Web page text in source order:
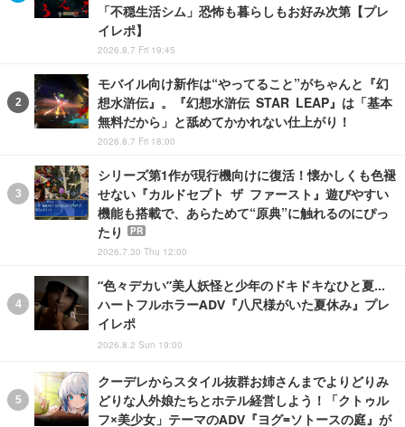
「不穏生活シム」恐怖も暮らしもお好み次第【プレ
イレポ】
2026.8.7 Fri 19:45
モバイル向け新作は“やってること”がちゃんと『幻
想水滸伝』。『幻想水滸伝 STAR LEAP』は「基本
無料だから」と舐めてかかれない仕上がり！
2026.8.7 Fri 18:00
シリーズ第1作が現行機向けに復活！懐かしくも色褪
せない『カルドセプト ザ ファースト』遊びやすい
機能も搭載で、あらためて“原典”に触れるのにぴっ
たり
PR
2026.7.30 Thu 12:00
“色々デカい”美人妖怪と少年のドキドキなひと夏…
ハートフルホラーADV『八尺様がいた夏休み』プレ
イレポ
2026.8.2 Sun 19:00
クーデレからスタイル抜群お姉さんまでよりどりみ
どりな人外娘たちとホテル経営しよう！「クトゥル
フ×美少女」テーマのADV『ヨグ=ソトースの庭』が